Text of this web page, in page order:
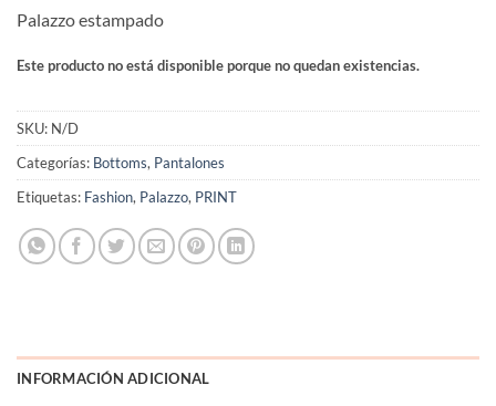
Palazzo estampado
Este producto no está disponible porque no quedan existencias.
SKU: N/D
Categorías: Bottoms, Pantalones
Etiquetas: Fashion, Palazzo, PRINT
INFORMACIÓN ADICIONAL